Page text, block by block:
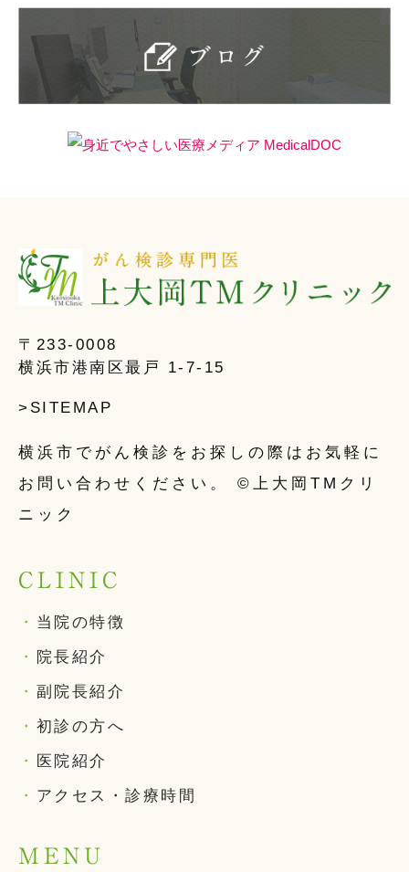
〒233-0008
横浜市港南区最戸 1-7-15
>SITEMAP
横浜市でがん検診をお探しの際はお気軽に
お問い合わせください。 ©上大岡TMクリ
ニック
CLINIC
・ 当院の特徴
・
院長紹介
・ 副院長紹介
・ 初診の方へ
・
医院紹介
・ アクセス・診療時間
MENU